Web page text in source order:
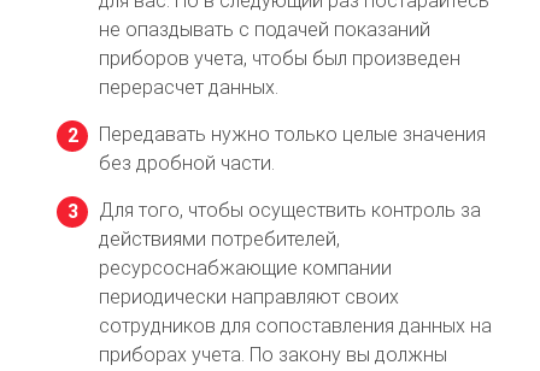
не опаздывать с подачей показаний
приборов учета, чтобы был произведен
перерасчет данных.
Передавать нужно только целые значения
без дробной части.
Для того, чтобы осуществить контроль за
действиями потребителей,
ресурсоснабжающие компании
периодически направляют своих
сотрудников для сопоставления данных на
приборах учета. По закону вы должны